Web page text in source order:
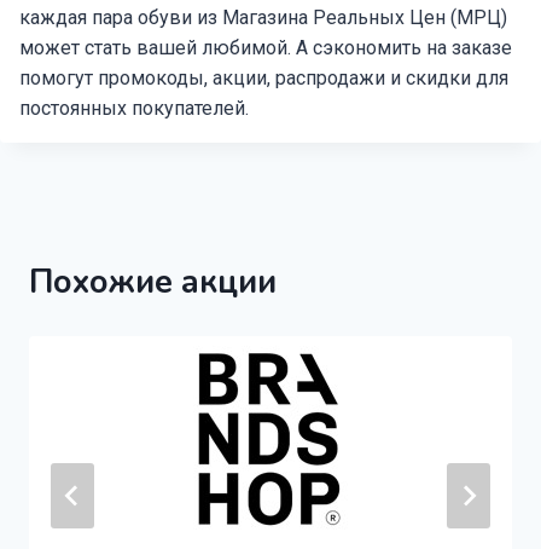
каждая пара обуви из Магазина Реальных Цен (МРЦ)
может стать вашей любимой. А сэкономить на заказе
помогут промокоды, акции, распродажи и скидки для
постоянных покупателей.
Похожие акции